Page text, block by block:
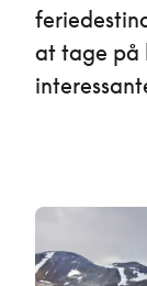
at tage på